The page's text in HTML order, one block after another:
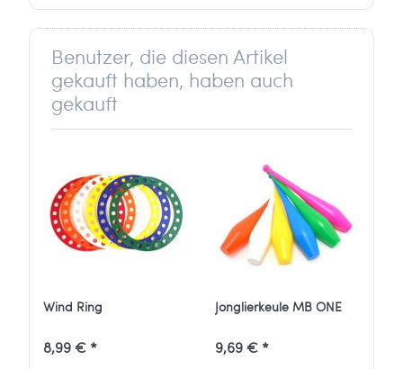
Benutzer, die diesen Artikel
gekauft haben, haben auch
gekauft
Wind Ring
8,99 € *
Jonglierkeule MB ONE
9,69 € *